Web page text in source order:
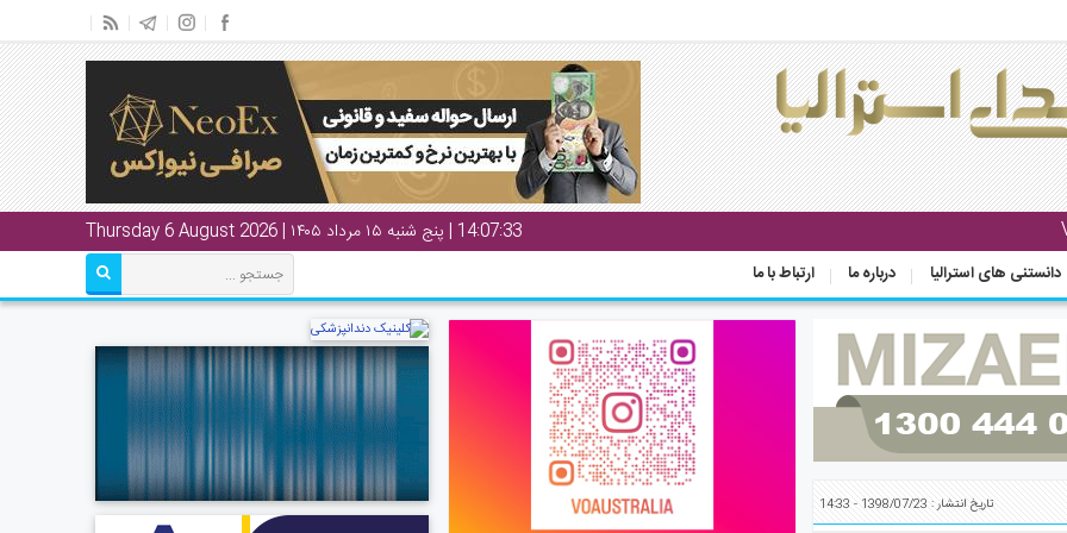
14:07:34 | پنج شنبه ۱۵ مرداد ۱۴۰۵ | Thursday 6 August 2026
دانستنی های استرالیا درباره ما ارتباط با ما
تاریخ انتشار : 1398/07/23 - 14:33